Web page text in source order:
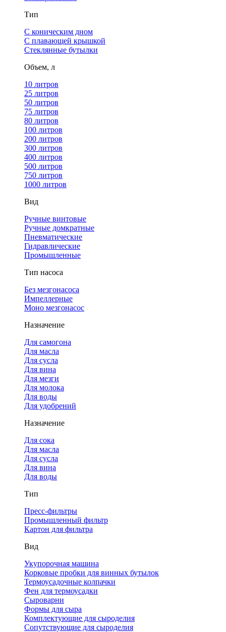
Тип
С коническим дном
С плавающей крышкой
Стеклянные бутылки
Объем, л
10 литров
25 литров
50 литров
75 литров
80 литров
100 литров
200 литров
300 литров
400 литров
500 литров
750 литров
1000 литров
Вид
Ручные винтовые
Ручные домкратные
Пневматические
Гидравлические
Промышленные
Тип насоса
Без мезгонасоса
Импеллерные
Моно мезгонасос
Назначение
Для самогона
Для масла
Для сусла
Для вина
Для мезги
Для молока
Для воды
Для удобрений
Назначение
Для сока
Для масла
Для сусла
Для вина
Для воды
Тип
Пресс-фильтры
Промышленный фильтр
Картон для фильтра
Вид
Укупорочная машина
Корковые пробки для винных бутылок
Термоусадочные колпачки
Фен для термоусадки
Сыроварни
Формы для сыра
Комплектующие для сыроделия
Сопутствующие для сыроделия